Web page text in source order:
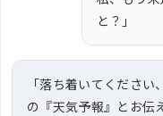
と？」
「落ち着いてくださ
の『天気予報』とお伝